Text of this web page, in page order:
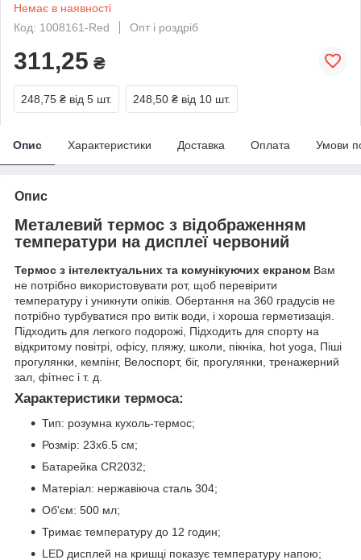
Немає в наявності
Код: 1008161-Red
Опт і роздріб
311,25 ₴
248,75 ₴ від 5 шт. 248,50 ₴ від 10 шт.
Опис Характеристики Доставка Оплата Умови
Опис
Металевий термос з відображенням
температури на дисплеї червоний
Термос з інтелектуальних та комунікуючих екраном Вам
не потрібно використовувати рот, щоб перевірити
температуру і уникнути опіків. Обертання на 360 градусів не
потрібно турбуватися про витік води, і хороша герметизація.
Підходить для легкого подорожі, Підходить для спорту на
відкритому повітрі, офісу, пляжу, школи, пікніка, hot yoga, Піші
прогулянки, кемпінг, Велоспорт, біг, прогулянки, тренажерний
зал, фітнес і т. д.
Характеристики термоса:
Тип: розумна кухоль-термос;
Розмір: 23х6.5 см;
Батарейка CR2032;
Матеріал: нержавіюча сталь 304;
Об'єм: 500 мл;
Тримає температуру до 12 годин;
LED дисплей на кришці показує температуру напою;